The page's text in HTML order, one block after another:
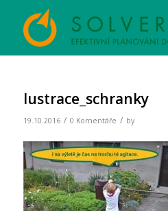
lustrace_schranky
19.10.2016 / 0 Komentáře / by